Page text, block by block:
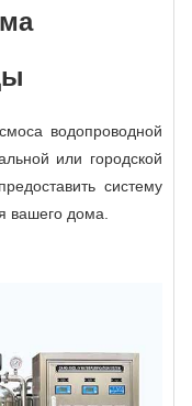
водопроводной
или городской
систему
вашего дома.